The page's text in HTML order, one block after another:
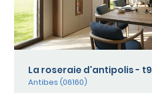
La roseraie d'antipolis - t9
Antibes (06160)